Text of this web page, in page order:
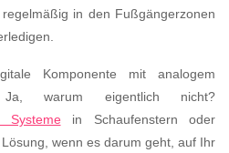
in den Fußgängerzonen
Komponente mit analogem
Ja, warum eigentlich nicht?
Systemein Schaufenstern oder
wenn es darum geht, auf Ihr